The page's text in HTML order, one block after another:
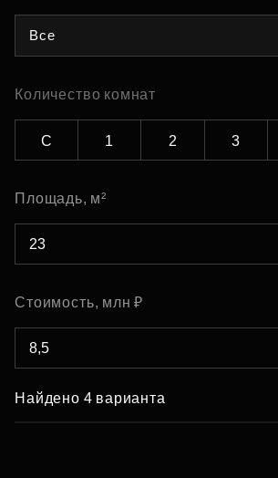
Все
Количество комнат
С 1 2 3
Площадь, м²
Стоимость, млн ₽
Найдено 4 варианта